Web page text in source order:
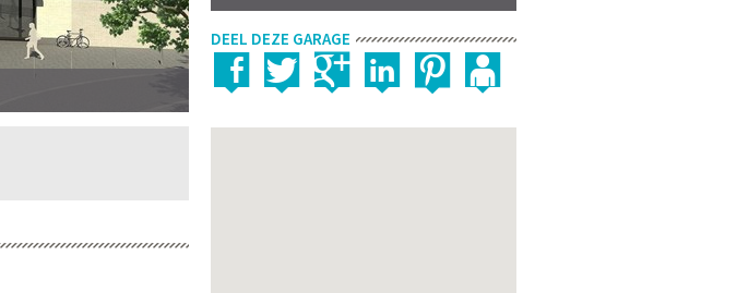
DEEL DEZE GARAGE